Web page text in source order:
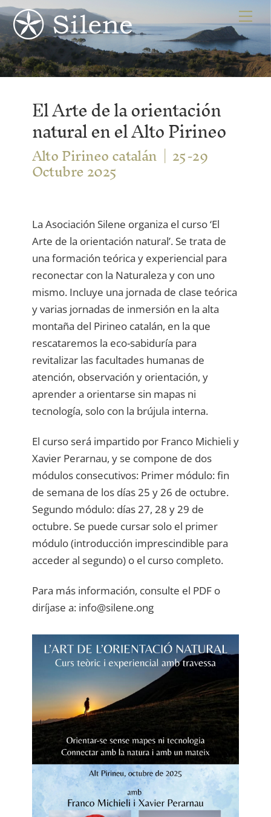
Skip
to
content
El Arte de la orientación
natural en el Alto Pirineo
Alto Pirineo catalán 25-29
Octubre 2025
La Asociación Silene organiza el curso ‘El
Arte de la orientación natural’. Se trata de
una formación teórica y experiencial para
reconectar con la Naturaleza y con uno
mismo. Incluye una jornada de clase teórica
y varias jornadas de inmersión en la alta
montaña del Pirineo catalán, en la que
rescataremos la eco-sabiduría para
revitalizar las facultades humanas de
atención, observación y orientación, y
aprender a orientarse sin mapas ni
tecnología, solo con la brújula interna.
El curso será impartido por Franco Michieli y
Xavier Perarnau, y se compone de dos
módulos consecutivos: Primer módulo: fin
de semana de los días 25 y 26 de octubre.
Segundo módulo: días 27, 28 y 29 de
octubre. Se puede cursar solo el primer
módulo (introducción imprescindible para
acceder al segundo) o el curso completo.
Para más información, consulte el PDF o
diríjase a: info@silene.ong